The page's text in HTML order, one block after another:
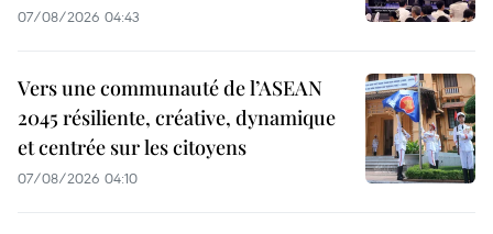
07/08/2026 04:43
Vers une communauté de l’ASEAN
2045 résiliente, créative, dynamique
et centrée sur les citoyens
07/08/2026 04:10